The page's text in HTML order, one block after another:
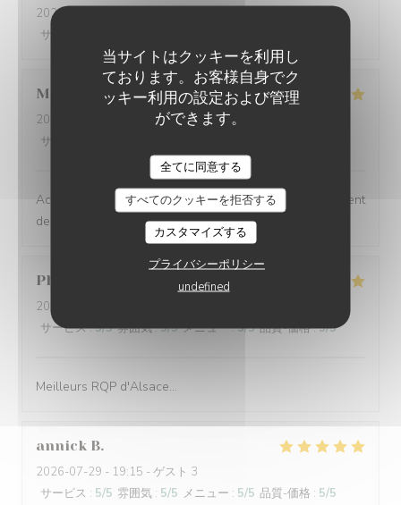
当サイトはクッキーを利用し
ております。お客様自身でク
ッキー利用の設定および管理
ができます。
全てに同意する
すべてのクッキーを拒否する
カスタマイズする
プライバシーポリシー
undefined
2026-08-03
サービス
Michele B
2026-08-03
- 12:15 - ゲスト 4
サービス
Accueil service et plats délicieux.Je recommande vivement
de découvrir.
Philippe
2026-07-31
サービス:5/5 雰囲気:5/5 メニュー:5/5 品質-価格:5/5
Meilleurs RQP d'Alsace...
annick B
2026-07-29 - 19:15 - ゲスト 3
サービス : 5/5 雰囲気 : 5/5 メニュー : 5/5 品質-価格 : 5/5
L'AUBERGE AUX 4 SAISONS